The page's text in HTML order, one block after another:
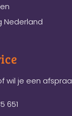
Nederland
wil je een
651